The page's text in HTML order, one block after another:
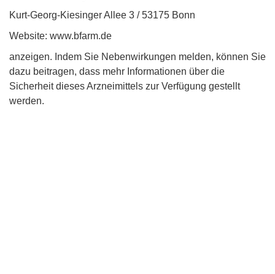
Kurt-Georg-Kiesinger Allee 3 / 53175 Bonn
Website: www.bfarm.de
anzeigen. Indem Sie Nebenwirkungen melden, können Sie
dazu beitragen, dass mehr Informationen über die
Sicherheit dieses Arzneimittels zur Verfügung gestellt
werden.